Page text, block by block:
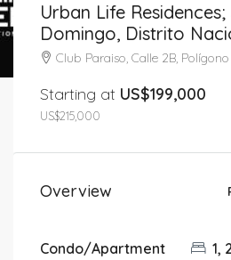
Urban Life
Domingo, Distrito
Club Paraiso, Calle 2B, Polígono Central, Los Jardines, Santo
Starting at US$199,000
US$215,000
Overview
Condo/Apartment 1, 2